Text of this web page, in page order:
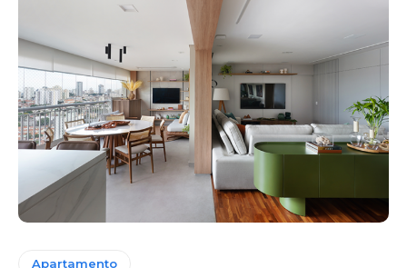
Apartamento